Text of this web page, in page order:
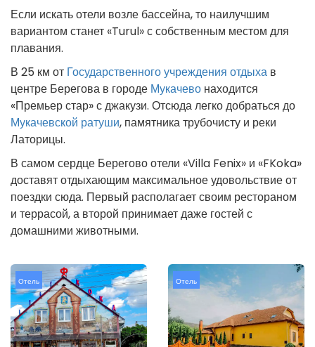
Если искать отели возле бассейна, то наилучшим
вариантом станет «Turul» с собственным местом для
плавания.
В 25 км от Государственного учреждения отдыха в
центре Берегова в городе Мукачево находится
«Премьер стар» с джакузи. Отсюда легко добраться до
Мукачевской ратуши, памятника трубочисту и реки
Латорицы.
В самом сердце Берегово отели «Villa Fenix» и «FKoka»
доставят отдыхающим максимальное удовольствие от
поездки сюда. Первый располагает своим рестораном
и террасой, а второй принимает даже гостей с
домашними животными.
Отель Отель